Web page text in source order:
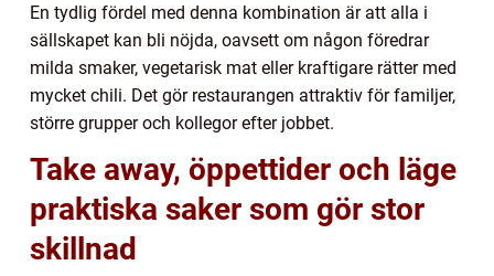
En tydlig fördel med denna kombination är att alla i
sällskapet kan bli nöjda, oavsett om någon föredrar
milda smaker, vegetarisk mat eller kraftigare rätter med
mycket chili. Det gör restaurangen attraktiv för familjer,
större grupper och kollegor efter jobbet.
Take away, öppettider och läge
praktiska saker som gör stor
skillnad